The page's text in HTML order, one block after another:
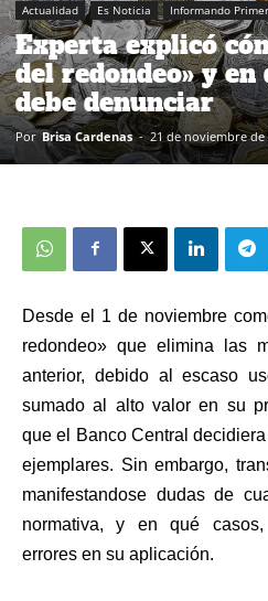
Actualidad Es Noticia Informando
Experta explicó
del redondeo» y en
debe denunciar
Por Brisa Cardenas - 21 de noviembre de
Desde el 1 de noviembre
redondeo» que elimina las
anterior, debido al escaso
sumado al alto valor en su
que el Banco Central
ejemplares. Sin embargo,
manifestandose dudas de
normativa, y en qué
errores en su aplicación.